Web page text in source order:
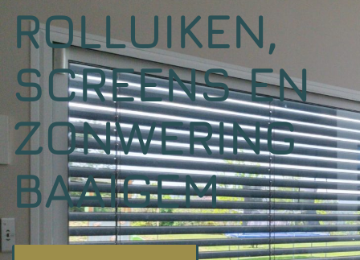
ROLLUIKEN,
SCREENS EN
ZONWERING
BAAIGEM